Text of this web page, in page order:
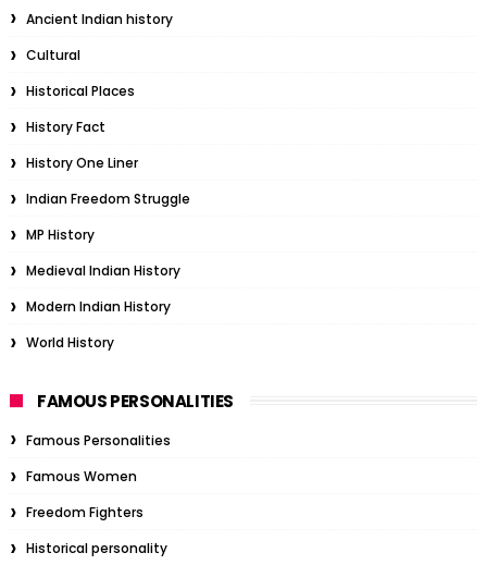
Ancient Indian history
Cultural
Historical Places
History Fact
History One Liner
Indian Freedom Struggle
MP History
Medieval Indian History
Modern Indian History
World History
FAMOUS PERSONALITIES
Famous Personalities
Famous Women
Freedom Fighters
Historical personality